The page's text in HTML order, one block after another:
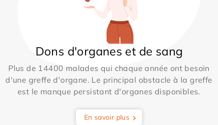
Dons d'organes et de sang
Plus de 14400 malades qui chaque année ont besoin
d'une greffe d'organe. Le principal obstacle à la greffe
est le manque persistant d'organes disponibles.
En savoir plus